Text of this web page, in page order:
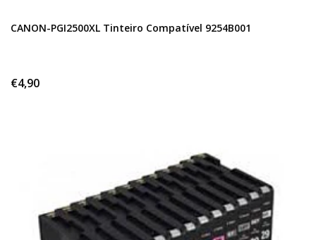
CANON-PGI2500XL Tinteiro Compatível 9254B001
€4,90